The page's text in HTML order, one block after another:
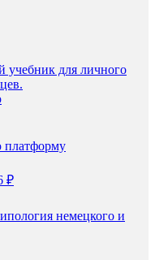
учебник для личного
платформу
₽
немецкого и